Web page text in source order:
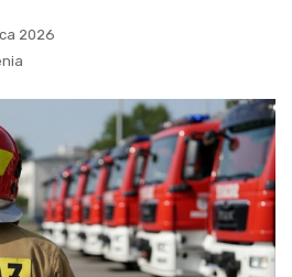
2026